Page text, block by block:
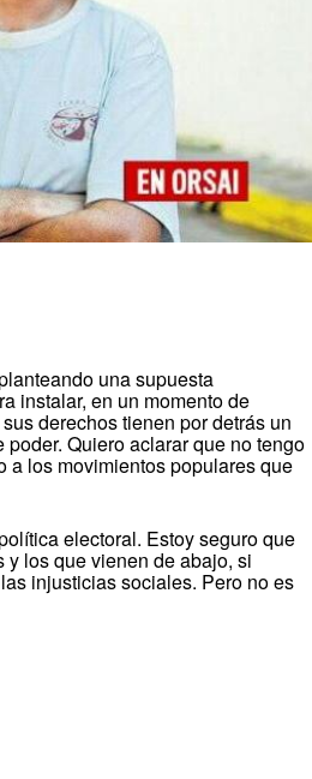
una supuesta
instalar, en un momento de
derechos tienen por detrás un
Quiero aclarar que no tengo
a los movimientos populares que
electoral. Estoy seguro que
los que vienen de abajo, si
injusticias sociales. Pero no es